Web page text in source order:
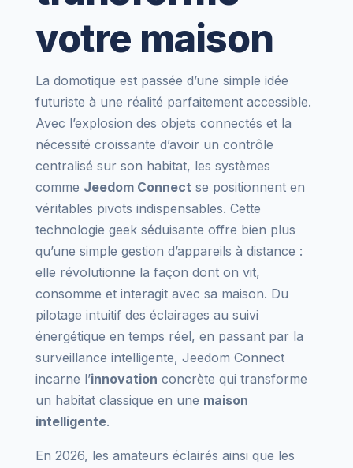
votre maison
La domotique est passée d’une simple idée
futuriste à une réalité parfaitement accessible.
Avec l’explosion des objets connectés et la
nécessité croissante d’avoir un contrôle
centralisé sur son habitat, les systèmes
comme Jeedom Connect se positionnent en
véritables pivots indispensables. Cette
technologie geek séduisante offre bien plus
qu’une simple gestion d’appareils à distance :
elle révolutionne la façon dont on vit,
consomme et interagit avec sa maison. Du
pilotage intuitif des éclairages au suivi
énergétique en temps réel, en passant par la
surveillance intelligente, Jeedom Connect
incarne l’innovation concrète qui transforme
un habitat classique en une maison
intelligente.
En 2026, les amateurs éclairés ainsi que les